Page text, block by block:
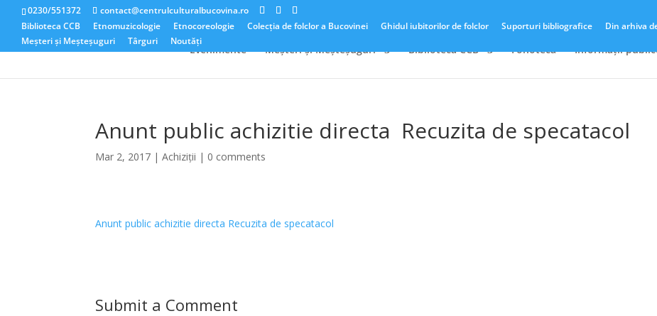
0230/551372
contact@centrulculturalbucovina.ro
Biblioteca CCB
Etnomuzicologie Etnocoreologie Colecția de folclor a Bucovinei Ghidul iubitorilor de folclor Suporturi bibliografice Din arhiva
Meșteri și Meșteșuguri
Târguri Noutăți
Evenimente Meșteri și Meșteșuguri Biblioteca CCB Fonotecă Informații
Anunt public achizitie directa Recuzita de specatacol
Mar 2, 2017 |Achiziții | 0 comments
Anunt public achizitie directa Recuzita de specatacol
Submit a Comment